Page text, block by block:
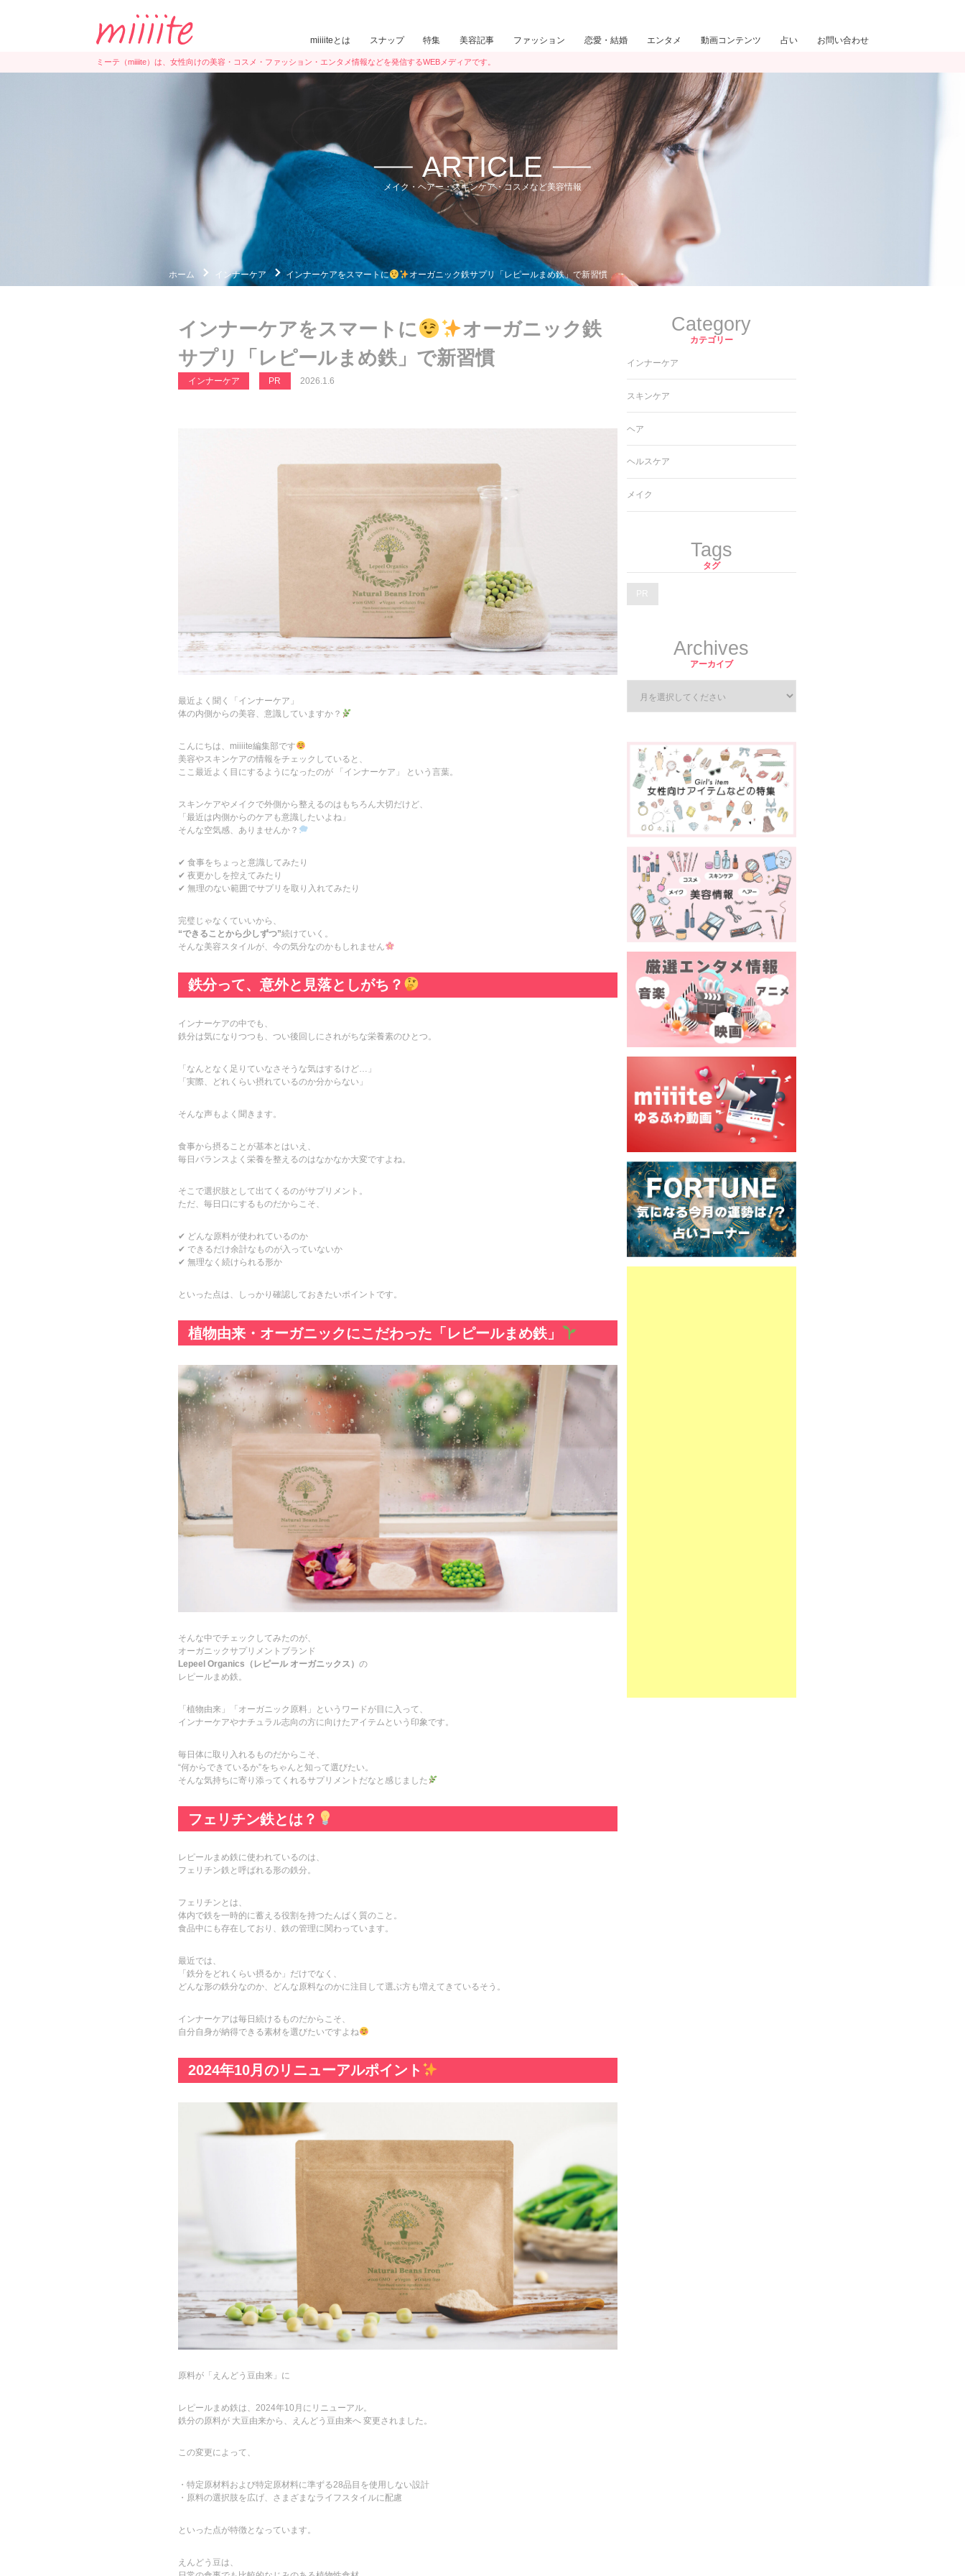
miiiiteとは スナップ 特集 美容記事 ファッション 恋愛・結婚 エンタメ 動画コンテンツ 占い お問い合わせ
ミーテ（miiiite）は、女性向けの美容・コスメ・ファッション・エンタメ情報などを発信するWEBメディアです。
ARTICLE
メイク・ヘアー・スキンケア・コスメなど美容情報
ホーム インナーケア インナーケアをスマートに オーガニック鉄サプリ「レピールまめ鉄」で新習慣
インナーケアをスマートに
オーガニック鉄
サプリ「レピールまめ鉄」で新習慣
インナーケア PR 2026.1.6
最近よく聞く「インナーケア」
体の内側からの美容、意識していますか？
こんにちは、miiiite編集部です
美容やスキンケアの情報をチェックしていると、
ここ最近よく目にするようになったのが 「インナーケア」 という言葉。
スキンケアやメイクで外側から整えるのはもちろん大切だけど、
「最近は内側からのケアも意識したいよね」
そんな空気感、ありませんか？
✔ 食事をちょっと意識してみたり
✔ 夜更かしを控えてみたり
✔ 無理のない範囲でサプリを取り入れてみたり
完璧じゃなくていいから、
“できることから少しずつ”続けていく。
そんな美容スタイルが、今の気分なのかもしれません
鉄分って、意外と見落としがち？
インナーケアの中でも、
鉄分は気になりつつも、つい後回しにされがちな栄養素のひとつ。
「なんとなく足りていなさそうな気はするけど…」
「実際、どれくらい摂れているのか分からない」
そんな声もよく聞きます。
食事から摂ることが基本とはいえ、
毎日バランスよく栄養を整えるのはなかなか大変ですよね。
そこで選択肢として出てくるのがサプリメント。
ただ、毎日口にするものだからこそ、
✔ どんな原料が使われているのか
✔ できるだけ余計なものが入っていないか
✔ 無理なく続けられる形か
といった点は、しっかり確認しておきたいポイントです。
植物由来・オーガニックにこだわった「レピールまめ鉄」
そんな中でチェックしてみたのが、
オーガニックサプリメントブランド
Lepeel Organics（レピール オーガニックス）の
レピールまめ鉄。
「植物由来」「オーガニック原料」というワードが目に入って、
インナーケアやナチュラル志向の方に向けたアイテムという印象です。
毎日体に取り入れるものだからこそ、
“何からできているか”をちゃんと知って選びたい。
そんな気持ちに寄り添ってくれるサプリメントだなと感じました
フェリチン鉄とは？
レピールまめ鉄に使われているのは、
フェリチン鉄と呼ばれる形の鉄分。
フェリチンとは、
体内で鉄を一時的に蓄える役割を持つたんぱく質のこと。
食品中にも存在しており、鉄の管理に関わっています。
最近では、
「鉄分をどれくらい摂るか」だけでなく、
どんな形の鉄分なのか、どんな原料なのかに注目して選ぶ方も増えてきているそう。
インナーケアは毎日続けるものだからこそ、
自分自身が納得できる素材を選びたいですよね
2024年10月のリニューアルポイント
原料が「えんどう豆由来」に
レピールまめ鉄は、2024年10月にリニューアル。
鉄分の原料が 大豆由来から、えんどう豆由来へ 変更されました。
この変更によって、
・特定原材料および特定原材料に準ずる28品目を使用しない設計
・原料の選択肢を広げ、さまざまなライフスタイルに配慮
といった点が特徴となっています。
えんどう豆は、
Category
カテゴリー
インナーケア
スキンケア
ヘア
ヘルスケア
メイク
Tags
タグ
PR
Archives
アーカイブ